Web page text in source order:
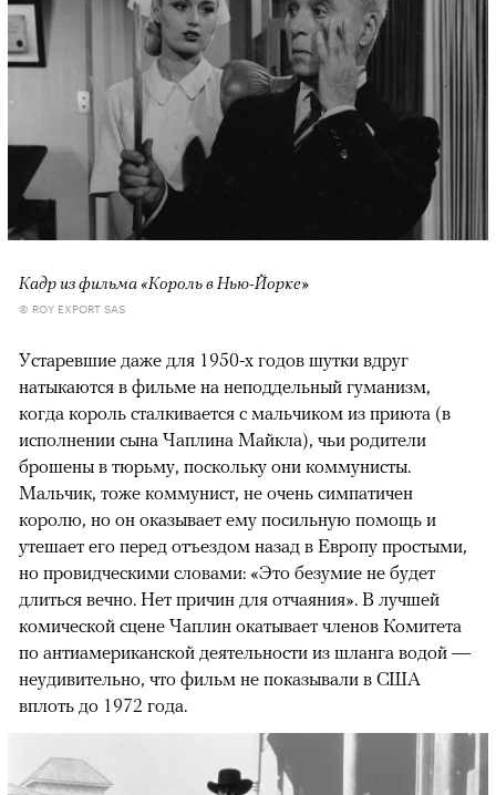
Кадр из фильма «Король в Нью-Йорке»
© ROY EXPORT SAS
Устаревшие даже для 1950-х годов шутки вдруг
натыкаются в фильме на неподдельный гуманизм,
когда король сталкивается с мальчиком из приюта (в
исполнении сына Чаплина Майкла), чьи родители
брошены в тюрьму, поскольку они коммунисты.
Мальчик, тоже коммунист, не очень симпатичен
королю, но он оказывает ему посильную помощь и
утешает его перед отъездом назад в Европу простыми,
но провидческими словами: «Это безумие не будет
длиться вечно. Нет причин для отчаяния». В лучшей
комической сцене Чаплин окатывает членов Комитета
по антиамериканской деятельности из шланга водой —
неудивительно, что фильм не показывали в США
вплоть до 1972 года.